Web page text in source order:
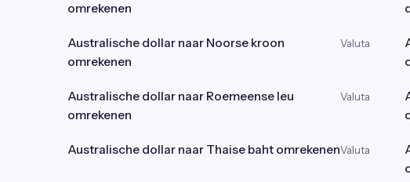
omrekenen
Australische dollar naar Noorse kroon
omrekenen
Valuta
Australische dollar naar Roemeense leu
omrekenen
Valuta
Australische dollar naar Thaise baht omrekenenValuta